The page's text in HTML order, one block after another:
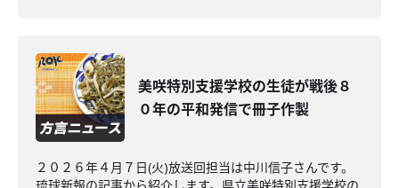
美咲特別支援学校の生徒が戦後８
０年の平和発信で冊子作製
２０２６年４月７日(火)放送回担当は中川信子さんです。